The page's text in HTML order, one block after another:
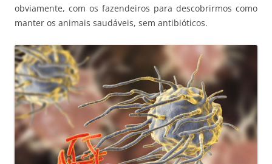
obviamente, com os fazendeiros para descobrirmos como
manter os animais saudáveis, sem antibióticos.